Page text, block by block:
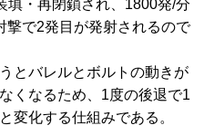
填・再閉鎖され、1800発/分
撃で2発目が発射されるので
とバレルとボルトの動きが
くなるため、1度の後退で1
変化する仕組みである。